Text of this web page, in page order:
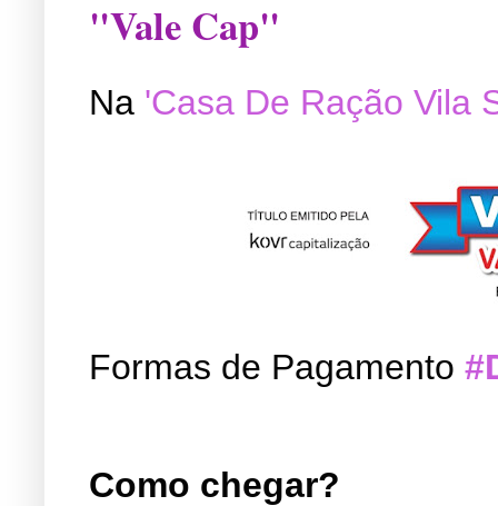
"Vale Cap"
Na 'Casa De Ração Vila
Formas de Pagamento
Como chegar?